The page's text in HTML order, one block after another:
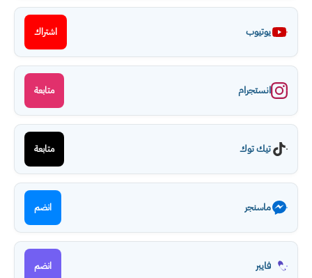
يوتيوب اشتراك
انستجرام متابعة
تيك توك متابعة
ماسنجر انضم
فايبر انضم